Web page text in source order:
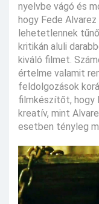
nyelvbe vágó és
hogy Fede
lehetetlennek
kritikán aluli
kiváló filmet.
értelme valamit
feldolgozások
filmkészítőt, hogy
kreatív, mint
esetben tényleg